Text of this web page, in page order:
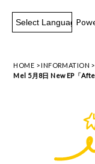
HOME
INFORMATION
Mel 5月8日 New EP「